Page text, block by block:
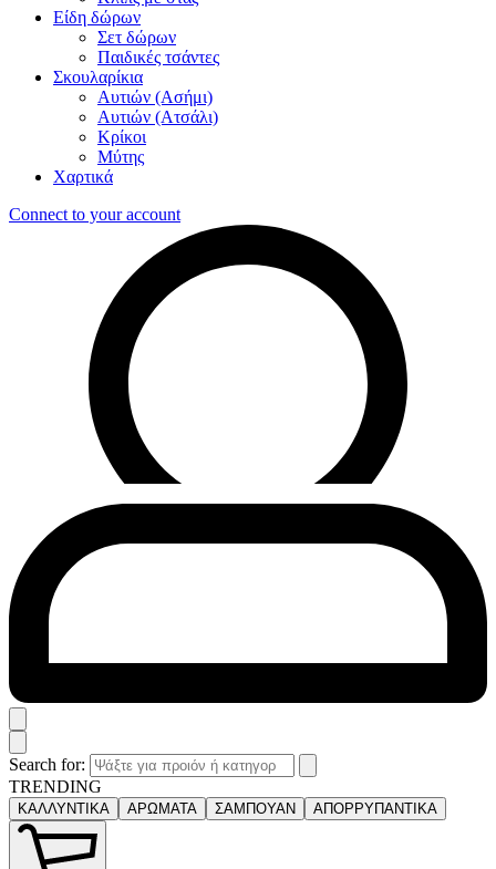
Είδη δώρων
Σετ δώρων
Παιδικές τσάντες
Σκουλαρίκια
Αυτιών (Ασήμι)
Αυτιών (Ατσάλι)
Κρίκοι
Μύτης
Χαρτικά
Connect to your account
Search for:
TRENDING
ΚΑΛΛΥΝΤΙΚΑ ΑΡΩΜΑΤΑ ΣΑΜΠΟΥΑΝ ΑΠΟΡΡΥΠΑΝΤΙΚΑ